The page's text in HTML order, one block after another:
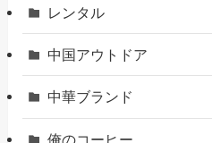
レンタル
中国アウトドア
中華ブランド
俺のコーヒー